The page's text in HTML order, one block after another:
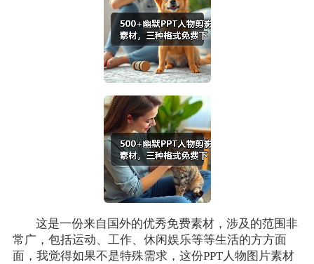
这是一份来自国外的优秀免费素材，涉及的范围非
常广，包括运动、工作、休闲娱乐等等生活的方方面
面，我觉得如果不是特殊需求，这份PPT人物图片素材